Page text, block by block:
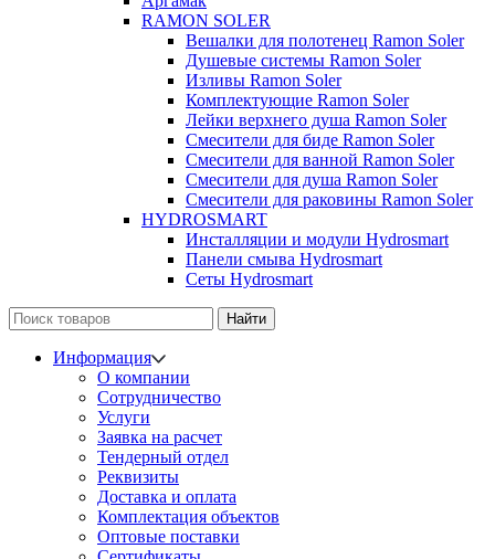
RAMON SOLER
Вешалки для полотенец Ramon Soler
Душевые системы Ramon Soler
Изливы Ramon Soler
Комплектующие Ramon Soler
Лейки верхнего душа Ramon Soler
Смесители для биде Ramon Soler
Смесители для ванной Ramon Soler
Смесители для душа Ramon Soler
Смесители для раковины Ramon Soler
HYDROSMART
Инсталляции и модули Hydrosmart
Панели смыва Hydrosmart
Сеты Hydrosmart
Найти
Информация
О компании
Сотрудничество
Услуги
Заявка на расчет
Тендерный отдел
Реквизиты
Доставка и оплата
Комплектация объектов
Оптовые поставки